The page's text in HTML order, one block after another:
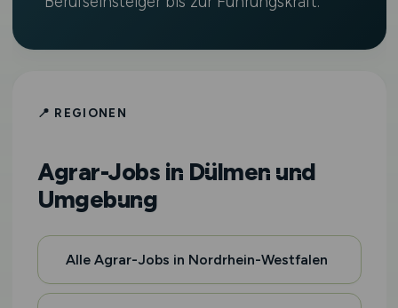
📍 REGIONEN
Agrar-Jobs in Dülmen und
Umgebung
Alle Agrar-Jobs in Nordrhein-Westfalen